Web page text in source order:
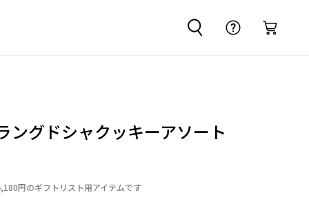
ングドシャクッキーアソート
円のギフトリスト用アイテムです